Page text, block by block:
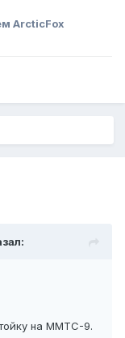
ArcticFox
на ММТС-9.